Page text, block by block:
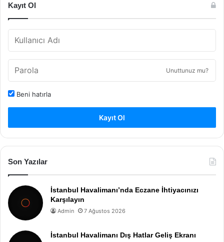
Kayıt Ol
Unuttunuz mu?
Beni hatırla
Kayıt Ol
Son Yazılar
İstanbul Havalimanı’nda Eczane İhtiyacınızı
Karşılayın
Admin 7 Ağustos 2026
İstanbul Havalimanı Dış Hatlar Geliş Ekranı